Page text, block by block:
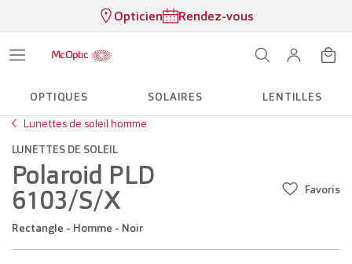
Opticien Rendez-vous
OPTIQUES SOLAIRES
LENTILLES
Lunettes de soleil homme
LUNETTES DE SOLEIL
Polaroid PLD
6103/S/X
Rectangle - Homme - Noir
Favoris